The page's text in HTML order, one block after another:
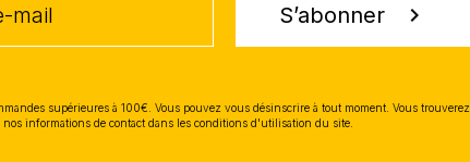
S’abonner chevron_right
supérieures à 100€. Vous pouvez vous désinscrire à tout moment. Vous trouverez
nos informations de contact dans les conditions d'utilisation du site.